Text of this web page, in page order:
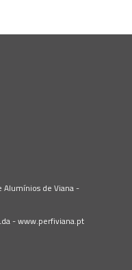
Alumínios de Viana -
-www.perfiviana.pt